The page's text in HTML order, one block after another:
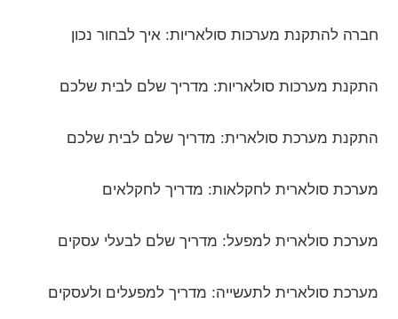
חברה להתקנת מערכות סולאריות: איך לבחור נכון
התקנת מערכות סולאריות: מדריך שלם לבית שלכם
התקנת מערכת סולארית: מדריך שלם לבית שלכם
מערכת סולארית לחקלאות: מדריך לחקלאים
מערכת סולארית למפעל: מדריך שלם לבעלי עסקים
מערכת סולארית לתעשייה: מדריך למפעלים ולעסקים